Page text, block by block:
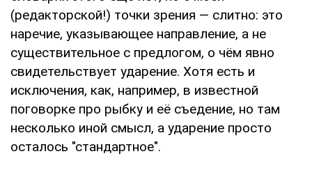
(редакторской!) точки зрения — слитно: это
наречие, указывающее направление, а не
существительное с предлогом, о чём явно
свидетельствует ударение. Хотя есть и
исключения, как, например, в известной
поговорке про рыбку и её съедение, но там
несколько иной смысл, а ударение просто
осталось "стандартное".